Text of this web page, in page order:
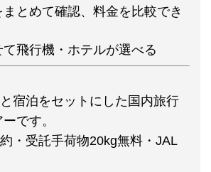
まとめて確認、料金を比較でき
て飛行機・ホテルが選べる
宿泊をセットにした国内旅行
です。
・受託手荷物20kg無料・JAL